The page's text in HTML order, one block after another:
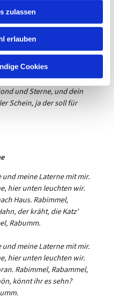
zulassen
erlauben
Cookies
ja dann seht ihr erst wie
und Sterne, geh nicht aus
Licht, denn ich will es
und Sterne, und dein
Schein, ja der soll für
meine Laterne mit mir.
hier unten leuchten wir.
Haus. Rabimmel,
der kräht, die Katz'
Rabumm.
meine Laterne mit mir.
hier unten leuchten wir.
Rabimmel, Rabammel,
könnt ihr es sehn?